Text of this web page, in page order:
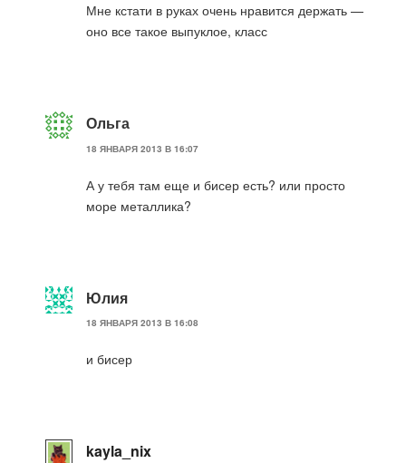
Мне кстати в руках очень нравится держать —
оно все такое выпуклое, класс
Ольга
18 ЯНВАРЯ 2013 В 16:07
А у тебя там еще и бисер есть? или просто
море металлика?
Юлия
18 ЯНВАРЯ 2013 В 16:08
и бисер
kayla_nix